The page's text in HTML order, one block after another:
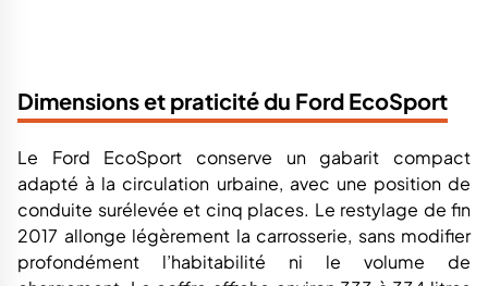
Dimensions et praticité du Ford EcoSport
Le Ford EcoSport conserve un gabarit compact
adapté à la circulation urbaine, avec une position de
conduite surélevée et cinq places. Le restylage de fin
2017 allonge légèrement la carrosserie, sans modifier
profondément l’habitabilité ni le volume de